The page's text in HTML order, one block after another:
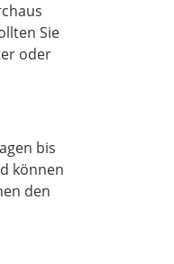
Sie
oder
bis
können
den